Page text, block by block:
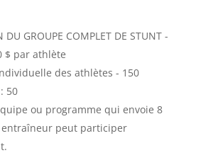
DU GROUPE COMPLET DE STUNT -
$ par athlète
des athlètes - 150
50
ou programme qui envoie 8
peut participer